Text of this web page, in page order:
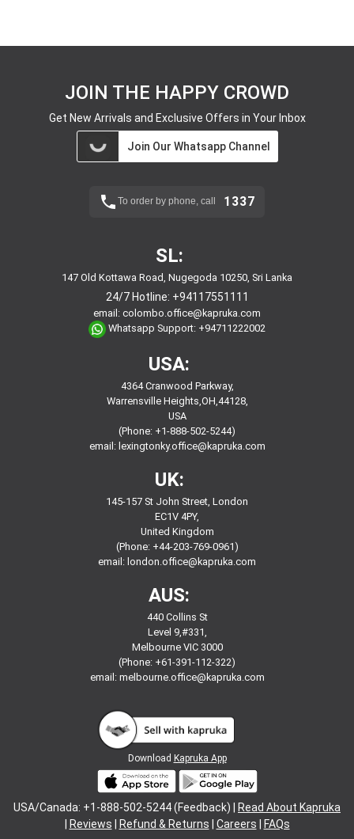
JOIN THE HAPPY CROWD
Get New Arrivals and Exclusive Offers in Your Inbox
Join Our Whatsapp Channel
To order by phone, call 1337
SL:
147 Old Kottawa Road, Nugegoda 10250, Sri Lanka
24/7 Hotline: +94117551111
email: colombo.office@kapruka.com
Whatsapp Support: +94711222002
USA:
4364 Cranwood Parkway,
Warrensville Heights,OH,44128,
USA
(Phone: +1-888-502-5244)
email: lexingtonky.office@kapruka.com
UK:
145-157 St John Street, London
EC1V 4PY,
United Kingdom
(Phone: +44-203-769-0961)
email: london.office@kapruka.com
AUS:
440 Collins St
Level 9,#331,
Melbourne VIC 3000
(Phone: +61-391-112-322)
email: melbourne.office@kapruka.com
Download Kapruka App
USA/Canada: +1-888-502-5244 (Feedback) |
Read About Kapruka
Reviews Refund & Returns Careers
FAQs